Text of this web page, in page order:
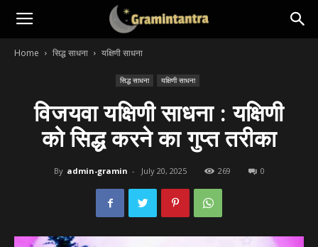
Home सिद्ध साधना यक्षिणी साधना
सिद्ध साधना यक्षिणी साधना
विजयवा यक्षिणी साधना : यक्षिणी
को सिद्ध करने का गुप्त तरीका
By admin-gramin - July 20, 2025 269 0